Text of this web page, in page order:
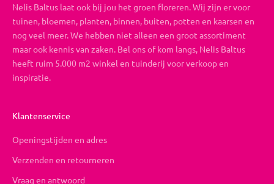
Nelis Baltus laat ook bij jou het groen floreren. Wij zijn er voor
tuinen, bloemen, planten, binnen, buiten, potten en kaarsen en
nog veel meer. We hebben niet alleen een groot assortiment
maar ook kennis van zaken. Bel ons of kom langs, Nelis Baltus
heeft ruim 5.000 m2 winkel en tuinderij voor verkoop en
inspiratie.
Klantenservice
Openingstijden en adres
Verzenden en retourneren
Vraag en antwoord